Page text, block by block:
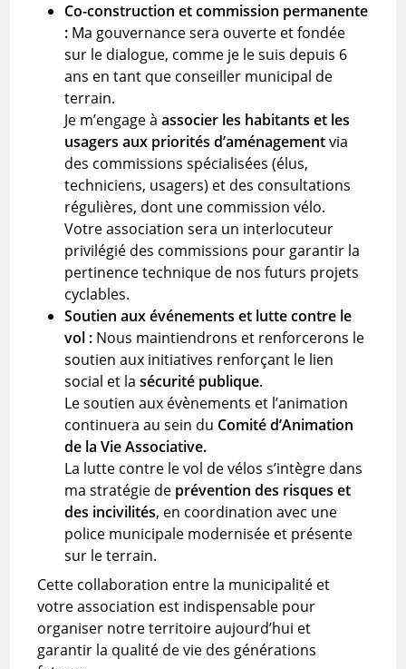
Co-construction et commission permanente
: Ma gouvernance sera ouverte et fondée
sur le dialogue, comme je le suis depuis 6
ans en tant que conseiller municipal de
terrain.
Je m’engage àassocier les habitants et les
usagers aux priorités d’aménagementvia
des commissions spécialisées (élus,
techniciens, usagers) et des consultations
régulières, dont une commission vélo.
Votre association sera un interlocuteur
privilégié des commissions pour garantir la
pertinence technique de nos futurs projets
cyclables.
Soutien aux événements et lutte contre le
vol : Nous maintiendrons et renforcerons le
soutien aux initiatives renforçant le lien
social et lasécurité publique.
Le soutien aux évènements et l’animation
continuera au sein du Comité d’Animation
de la Vie Associative.
La lutte contre le vol de vélos s’intègre dans
ma stratégie de prévention des risques et
des incivilités, en coordination avec une
police municipale modernisée et présente
sur le terrain.
Cette collaboration entre la municipalité et
votre association est indispensable pour
organiser notre territoire aujourd’hui et
garantir la qualité de vie des générations